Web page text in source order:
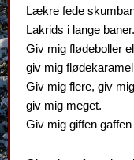
Lækre fede
Lakrids i lange baner.
Giv mig flødeboller
giv mig
Giv mig flere, giv
giv mig meget.
Giv mig giffen gaffen